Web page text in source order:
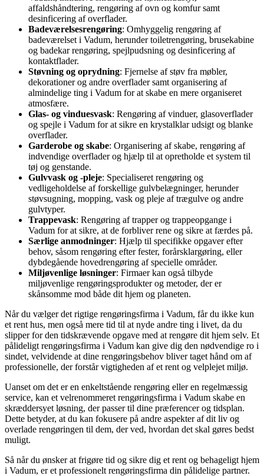
affaldshåndtering, rengøring af ovn og komfur samt
desinficering af overflader.
Badeværelsesrengøring: Omhyggelig rengøring af
badeværelset i Vadum, herunder toiletrengøring, brusekabine
og badekar rengøring, spejlpudsning og desinficering af
kontaktflader.
Støvning og oprydning: Fjernelse af støv fra møbler,
dekorationer og andre overflader samt organisering af
almindelige ting i Vadum for at skabe en mere organiseret
atmosfære.
Glas- og vinduesvask: Rengøring af vinduer, glasoverflader
og spejle i Vadum for at sikre en krystalklar udsigt og blanke
overflader.
Garderobe og skabe: Organisering af skabe, rengøring af
indvendige overflader og hjælp til at opretholde et system til
tøj og genstande.
Gulvvask og -pleje: Specialiseret rengøring og
vedligeholdelse af forskellige gulvbelægninger, herunder
støvsugning, mopping, vask og pleje af trægulve og andre
gulvtyper.
Trappevask: Rengøring af trapper og trappeopgange i
Vadum for at sikre, at de forbliver rene og sikre at færdes på.
Særlige anmodninger: Hjælp til specifikke opgaver efter
behov, såsom rengøring efter fester, forårsklargøring, eller
dybdegående hovedrengøring af specielle områder.
Miljøvenlige løsninger: Firmaer kan også tilbyde
miljøvenlige rengøringsprodukter og metoder, der er
skånsomme mod både dit hjem og planeten.
Når du vælger det rigtige rengøringsfirma i Vadum, får du ikke kun
et rent hus, men også mere tid til at nyde andre ting i livet, da du
slipper for den tidskrævende opgave med at rengøre dit hjem selv. Et
pålideligt rengøringsfirma i Vadum kan give dig den nødvendige ro i
sindet, velvidende at dine rengøringsbehov bliver taget hånd om af
professionelle, der forstår vigtigheden af et rent og velplejet miljø.
Uanset om det er en enkeltstående rengøring eller en regelmæssig
service, kan et velrenommeret rengøringsfirma i Vadum skabe en
skræddersyet løsning, der passer til dine præferencer og tidsplan.
Dette betyder, at du kan fokusere på andre aspekter af dit liv og
overlade rengøringen til dem, der ved, hvordan det skal gøres bedst
muligt.
Så når du ønsker at frigøre tid og sikre dig et rent og behageligt hjem
i Vadum, er et professionelt rengøringsfirma din pålidelige partner.